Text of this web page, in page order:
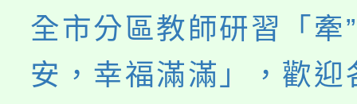
全市分區教師研習「牽
安，幸福滿滿」，歡迎